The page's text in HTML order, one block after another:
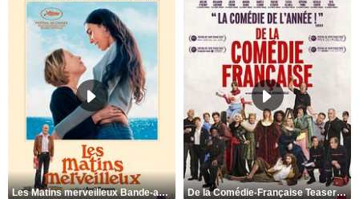
Les Matins merveilleux Bande-annonce VF De la Comédie-Française Teaser VF